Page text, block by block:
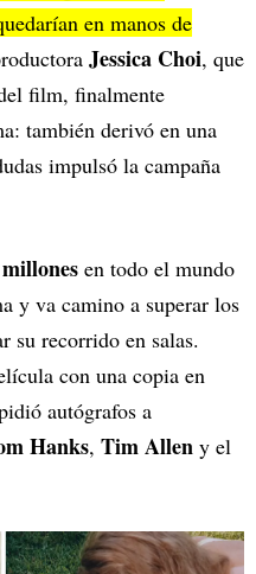
en manos de
Jessica Choi, que
film, finalmente
también derivó en una
impulsó la campaña
en todo el mundo
y va camino a superar los
su recorrido en salas.
con una copia en
autógrafos a
Hanks, Tim Allen y el